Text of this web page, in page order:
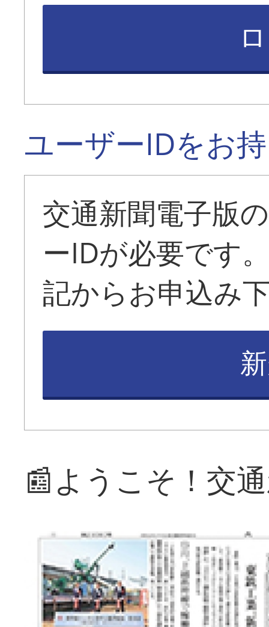
ユーザーIDをお
交通新聞電子版
ーIDが必要です
記からお申込み
📰ようこそ！交